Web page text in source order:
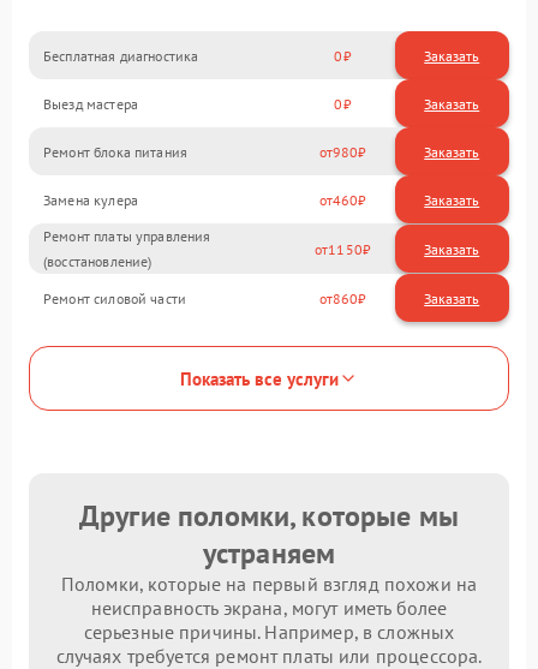
Бесплатная диагностика 0 Заказать
Выезд мастера 0 Заказать
Ремонт блока питания 980
Замена кулера 460
Ремонт платы управления
(восстановление)
1150
Ремонт силовой части 860
Показать все услуги
Другие поломки, которые мы
устраняем
Поломки, которые на первый взгляд похожи на
неисправность экрана, могут иметь более
серьезные причины. Например, в сложных
случаях требуется ремонт платы или процессора.